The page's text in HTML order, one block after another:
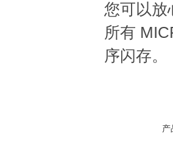
您可以放
所有
序闪存。
产